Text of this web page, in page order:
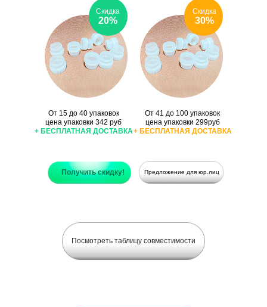
Получить скидку! Предложение для юр.лиц
Скидка
20%
Скидка
30%
От 15 до 40 упаковок
цена упаковки 342 руб
+ БЕСПЛАТНАЯ ДОСТАВКА
От 41 до 100 упаковок
цена упаковки 299руб
+ БЕСПЛАТНАЯ ДОСТАВКА
Посмотреть таблицу совместимости